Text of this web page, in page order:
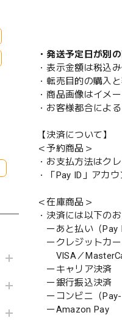
・発送予定日が別
・表示金額は税込み
・転売目的の購入
・商品画像はイメ
・お客様都合によ
【決済について】
＜予約商品＞
・お支払方法はク
・「Pay ID」アカ
＜在庫商品＞
・決済には以下の
ーあと払い（Pay
ークレジットカ
VISA／
ーキャリア決済
ー銀行振込決済
ーコンビニ（
ーAmazon Pay